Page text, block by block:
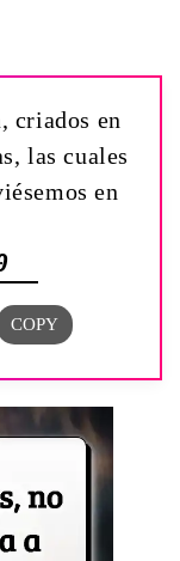
criados en
las cuales
en